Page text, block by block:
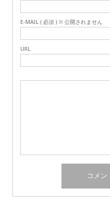
E-MAIL ( 必須 ) ※ 公開されません
URL